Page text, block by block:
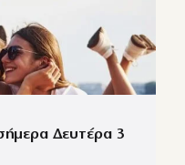
Δευτέρα 3